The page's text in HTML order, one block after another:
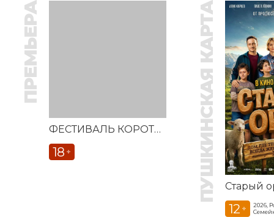
ПРЕМЬЕРА
ФЕСТИВАЛЬ КОРОТКОМЕТРАЖНЫХ ФИЛЬМОВ «ВЕСТОЧКА»
18 + ПУШКИНСКАЯ КАРТА Старый
12 +
2026,